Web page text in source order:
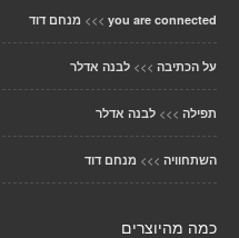
you are connected
>>> מנחם דוד
על הכתיבה >>> לבנה אדלר
תפילה >>> לבנה אדלר
השתחוויה >>> מנחם דוד
כמה מהיוצרים